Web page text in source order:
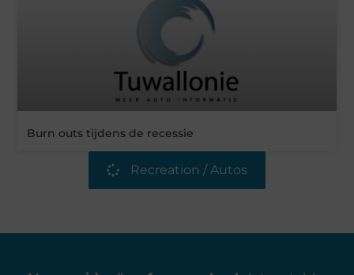
Burn outs tijdens de recessie
Recreation / Autos